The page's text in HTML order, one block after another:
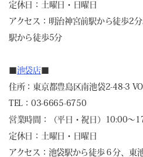
定休日：土曜日・日曜日
アクセス：明治神宮前駅から徒歩2
駅から徒歩5分
池袋店
住所：東京都豊島区南池袋2-48-3
TEL：03-6665-6750
営業時間：（平日・祝日）10:00～
定休日：土曜日・日曜日
アクセス：池袋駅から徒歩６分、東